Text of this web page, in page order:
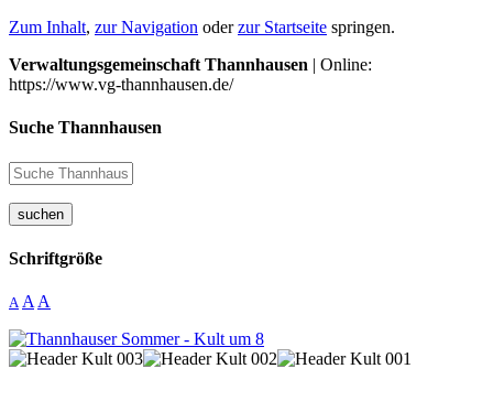
Zum Inhalt, zur Navigation oderzur Startseite springen.
Verwaltungsgemeinschaft Thannhausen | Online:
https://www.vg-thannhausen.de/
Suche Thannhausen
suchen
Schriftgröße
A A A